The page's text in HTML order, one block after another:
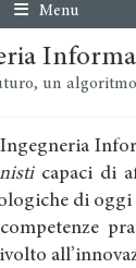
Menu
un
capaci di
di oggi